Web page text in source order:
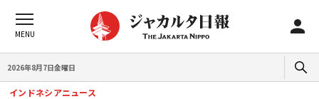
2026年8月7日金曜日
インドネシアニュース